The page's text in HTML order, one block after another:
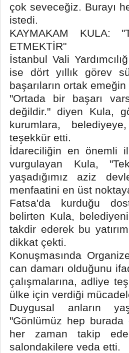
çok seveceğiz. Burayı
istedi.
KAYMAKAM KULA:
ETMEKTİR"
İstanbul Vali
ise dört yıllık görev
başarıların ortak
"Ortada bir başarı
değildir." diyen Kula,
kurumlara,
teşekkür etti.
İdareciliğin en önemli
vurgulayan Kula,
yaşadığımız aziz
menfaatini en üst
Fatsa'da kurduğu
belirten Kula,
takdir ederek bu
dikkat çekti.
Konuşmasında
can damarı olduğunu
çalışmalarına, adliye
ülke için verdiği
Duygusal anların
"Gönlümüz hep burada
her zaman takip
salondakilere veda etti.